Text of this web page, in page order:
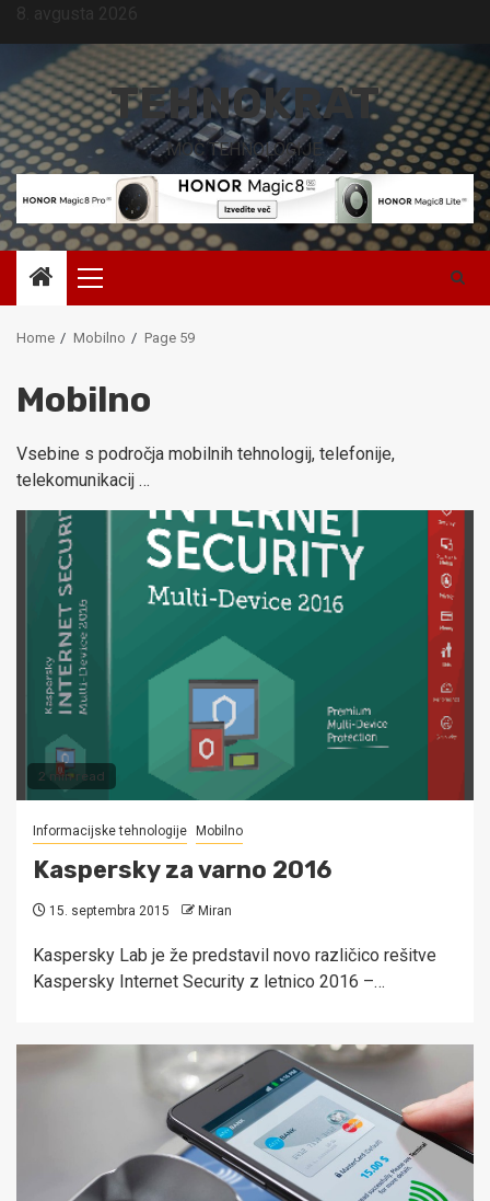
content
8. avgusta 2026
TEHNOKRAT
MOČ TEHNOLOGIJE.
Primary
Menu
Home Mobilno Page 59
Mobilno
Vsebine s področja mobilnih tehnologij, telefonije,
telekomunikacij …
2 min read
Informacijske tehnologije Mobilno
Kaspersky za varno 2016
15. septembra 2015 Miran
Kaspersky Lab je že predstavil novo različico rešitve
Kaspersky Internet Security z letnico 2016 –…